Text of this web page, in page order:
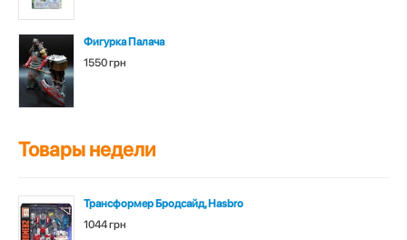
Фигурка Палача
1550 грн
Товары недели
Трансформер Бродсайд, Hasbro
1044 грн